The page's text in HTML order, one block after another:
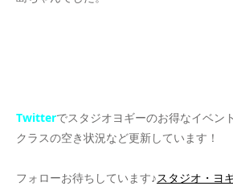
Twitterでスタジオヨギーのお得なイベン
クラスの空き状況など更新しています！
フォローお待ちしています♪スタジオ・ヨ